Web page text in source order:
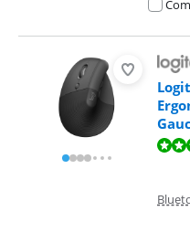
La note est de 9,0 sur 10,